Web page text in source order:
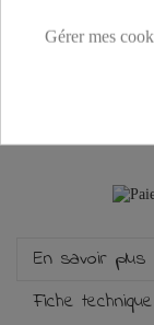
En savoir plus
Fiche technique
Gérer mes